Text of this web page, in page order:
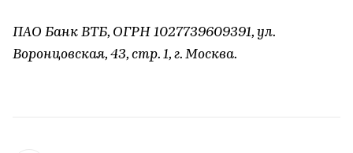
ПАО Банк ВТБ, ОГРН 1027739609391, ул.
Воронцовская, 43, стр. 1, г. Москва.